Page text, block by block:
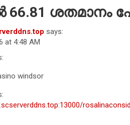
66.81 ശതമാനം
says:
at 4:48 AM
windsor
rosalinaconsid